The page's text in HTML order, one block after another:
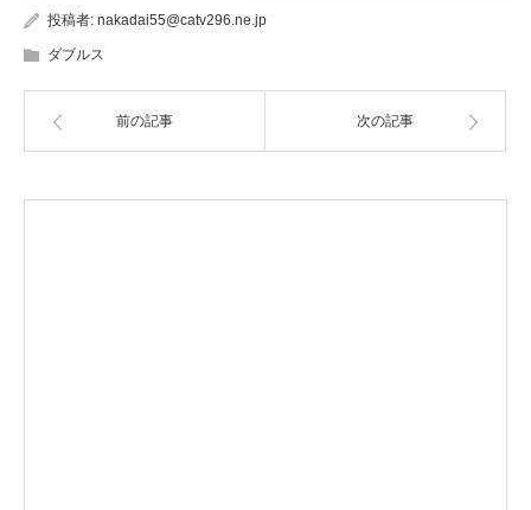
投稿者: nakadai55@catv296.ne.jp
ダブルス
前の記事 次の記事